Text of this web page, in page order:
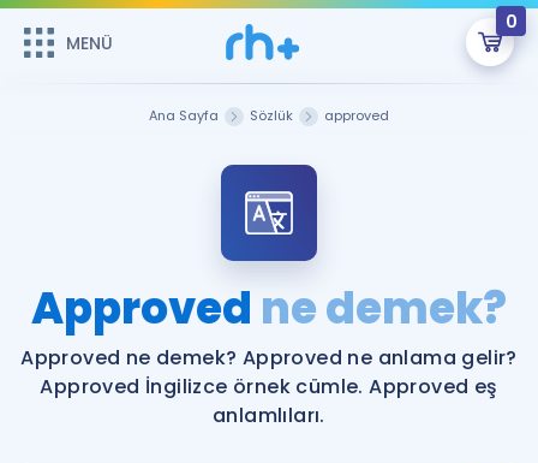
MENÜ
0
ÜYE DEĞİLİM
Sepetin Şu An Boş.
Remzi Hoca ile seni sınava hazırlayacak onlarca eğitim seni
bekliyor!
MENÜ
Katılımcı Görüşleri
Faydalı Araçlar
Ana Sayfa Sözlük approved
Approved ne demek?
Approved ne demek? Approved ne anlama gelir?
Approved İngilizce örnek cümle. Approved eş
anlamlıları.